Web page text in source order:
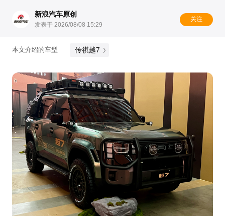
新浪汽车原创
发表于 2026/08/08 15:29
关注
本文介绍的车型 传祺越7